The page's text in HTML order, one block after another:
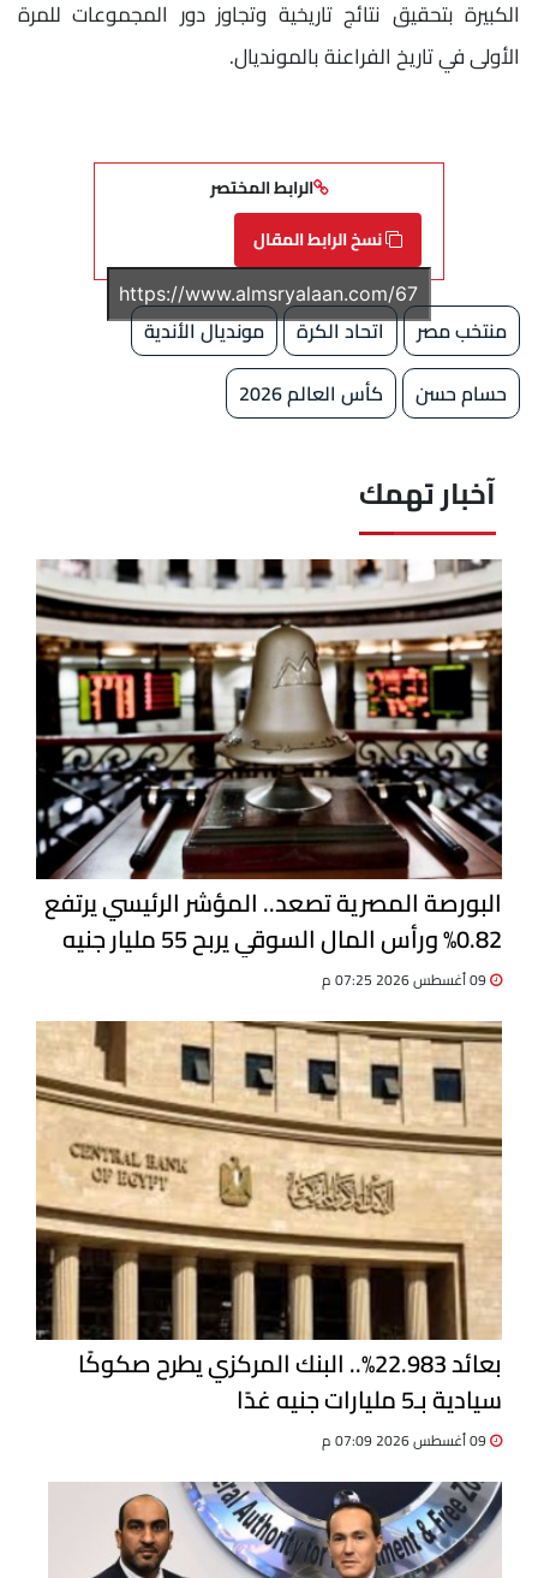
الكبيرة بتحقيق نتائج تاريخية وتجاوز دور المجموعات للمرة
الأولى في تاريخ الفراعنة بالمونديال.
الرابط المختصر
نسخ الرابط المقال
منتخب مصر اتحاد الكرة
مونديال الأندية
حسام حسن
كأس العالم 2026
آخبار تهمك
البورصة المصرية تصعد.. المؤشر الرئيسي يرتفع
0.82% ورأس المال السوقي يربح 55 مليار جنيه
بعائد 22.983%.. البنك المركزي يطرح صكوكًا
سيادية بـ5 مليارات جنيه غدًا